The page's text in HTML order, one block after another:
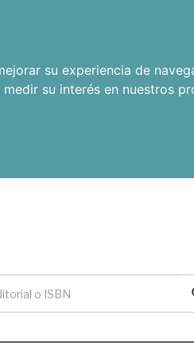
su experiencia de
medir su interés en nuestros